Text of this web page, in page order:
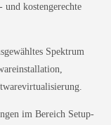
kostengerechte
Spektrum
im Bereich Setup-